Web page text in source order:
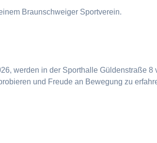
Braunschweiger Sportverein.
werden in der Sporthalle Güldenstraße
und Freude an Bewegung zu